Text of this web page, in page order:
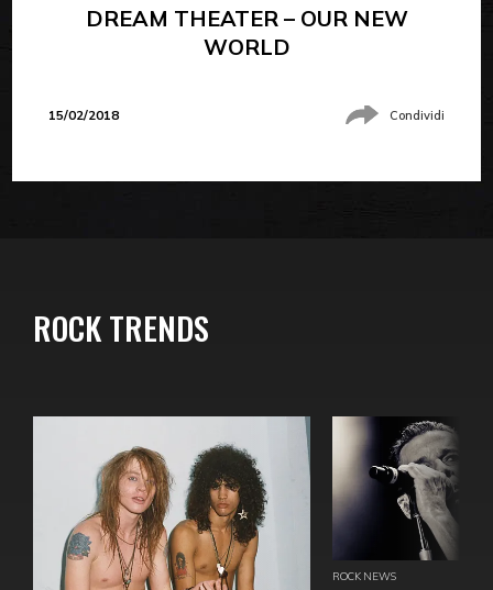
DREAM THEATER – OUR NEW
WORLD
15/02/2018 Condividi
ROCK TRENDS
ROCK NEWS